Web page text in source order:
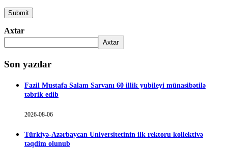
Axtar
Axtar
Son yazılar
Fazil Mustafa Salam Sarvanı 60 illik yubileyi münasibətilə
təbrik edib
2026-08-06
Türkiyə-Azərbaycan Universitetinin ilk rektoru kollektivə
təqdim olunub